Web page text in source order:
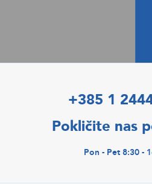
+385 1
Pokličite nas
Pon - Pet 8:30 -